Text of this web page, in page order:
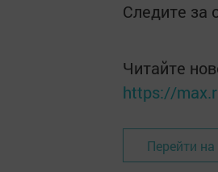
Следите
Читайте
https://
Перейти